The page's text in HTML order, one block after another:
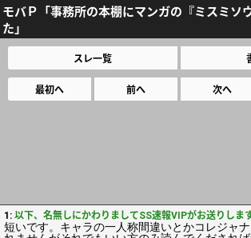
モバＰ「事務所の本棚にマンガの『ミスミソ
た」
スレ一覧
最初へ 前へ 次へ
1: 以下、名無しにかわりましてSS速報VIPがお送りしま
短いです。キャラの一人称間違いとかコレジャ